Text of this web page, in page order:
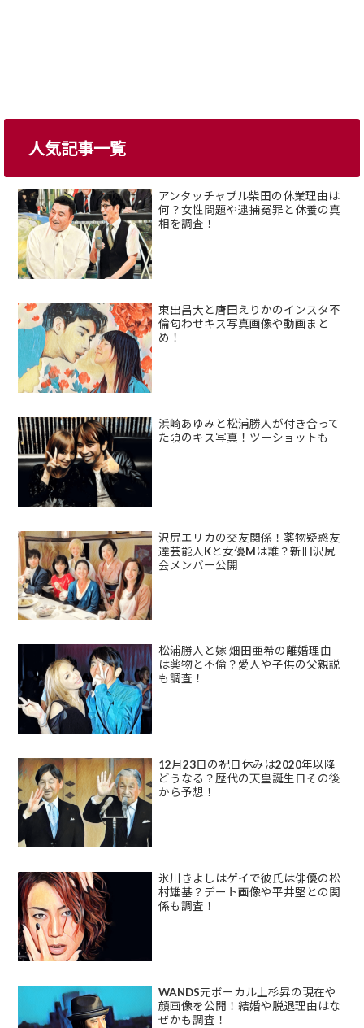
人気記事一覧
アンタッチャブル柴田の休業理由は
何？女性問題や逮捕冤罪と休養の真
相を調査！
東出昌大と唐田えりかのインスタ不
倫匂わせキス写真画像や動画まと
め！
浜崎あゆみと松浦勝人が付き合って
た頃のキス写真！ツーショットも
沢尻エリカの交友関係！薬物疑惑友
達芸能人Kと女優Mは誰？新旧沢尻
会メンバー公開
松浦勝人と嫁 畑田亜希の離婚理由
は薬物と不倫？愛人や子供の父親説
も調査！
12月23日の祝日休みは2020年以降
どうなる？歴代の天皇誕生日その後
から予想！
氷川きよしはゲイで彼氏は俳優の松
村雄基？デート画像や平井堅との関
係も調査！
WANDS元ボーカル上杉昇の現在や
顔画像を公開！結婚や脱退理由はな
ぜかも調査！